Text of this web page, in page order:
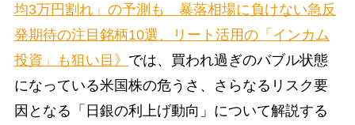
均3万円割れ」の予測も 暴落相場に負けない急反
発期待の注目銘柄10選、リート活用の「インカム
投資」も狙い目》 では、買われ過ぎのバブル状態
になっている米国株の危うさ、さらなるリスク要
因となる「日銀の利上げ動向」について解説する